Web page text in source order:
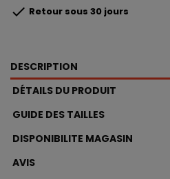
 Retour sous 30 jours
DESCRIPTION
DÉTAILS DU PRODUIT
GUIDE DES TAILLES
DISPONIBILITE MAGASIN
AVIS